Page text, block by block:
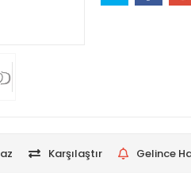
Karşılaştır Gelince